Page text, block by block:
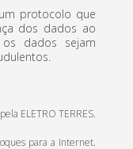
protocolo que
dos dados ao
dados sejam
ELETRO TERRES.
para a Internet.